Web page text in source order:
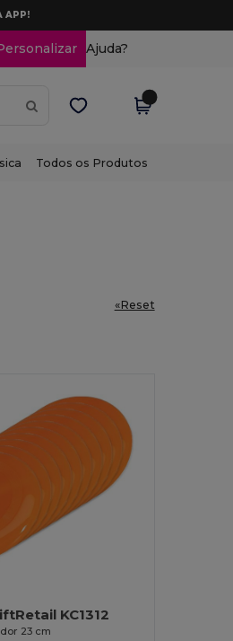
APP!
Ajuda?
Todos os Produtos
«Reset
KC1312
23 cm